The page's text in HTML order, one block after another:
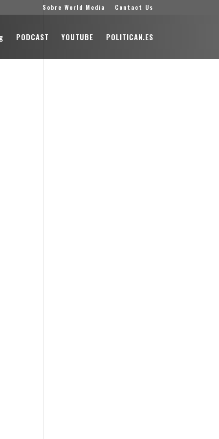
Sobre World Media Contact Us
PODCAST YOUTUBE POLITICAN.ES